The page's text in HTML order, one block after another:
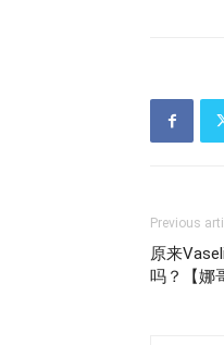
Previous
原来
吗？【娜